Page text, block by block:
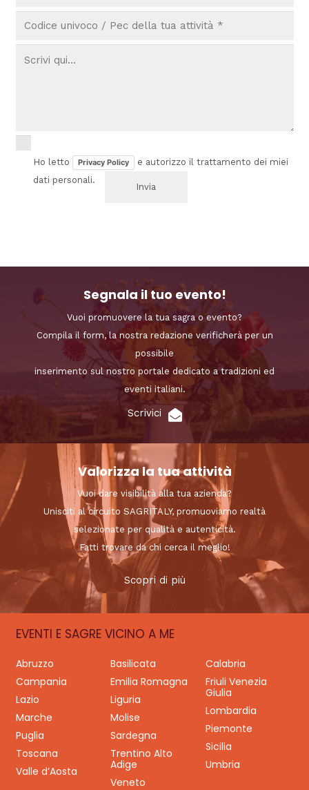
Ho letto Privacy Policy
e autorizzo il trattamento dei miei
dati personali.
Segnala il tuo evento!
Vuoi promuovere la tua sagra o evento?
Compila il form, la nostra redazione verificherà per un
possibile
inserimento sul nostro portale dedicato a tradizioni ed
eventi italiani.
Scrivici
Valorizza la tua attività
Vuoi dare visibilità alla tua azienda?
Unisciti al circuito SAGRITALY, promuoviamo realtà
selezionate per qualità e autenticità.
Fatti trovare da chi cerca il meglio!
Scopri di più
EVENTI E SAGRE VICINO A ME
Abruzzo Basilicata
Calabria
Campania
Emilia Romagna
Friuli Venezia
Giulia
Lazio
Liguria
Lombardia
Marche
Molise
Piemonte
Puglia
Sardegna
Sicilia
Toscana
Trentino Alto
Adige
Umbria
Valle d’Aosta
Veneto